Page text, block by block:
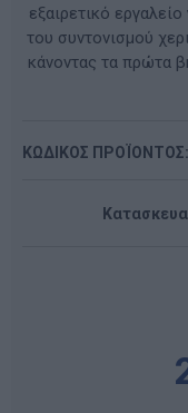
εξαιρετικό
του συντονισμού
κάνοντας τα πρώτα
ΚΩΔΙΚΟΣ ΠΡΟΪΟΝΤΟΣ: